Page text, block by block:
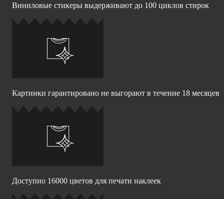
Виниловые стикеры выдерживают до 100 циклов стирок
Картинки гарантировано не выгорают в течение 18 месяцев
Доступно 16000 цветов для печати наклеек